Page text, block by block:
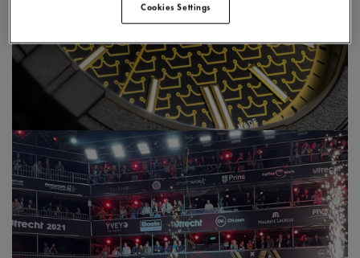
Cookies Settings